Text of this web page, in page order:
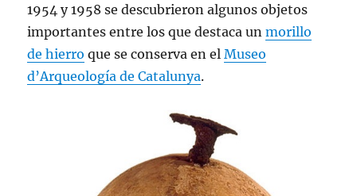
1954 y 1958 se descubrieron algunos objetos
importantes entre los que destaca unmorillo
de hierro que se conserva en elMuseo
d’Arqueología de Catalunya.